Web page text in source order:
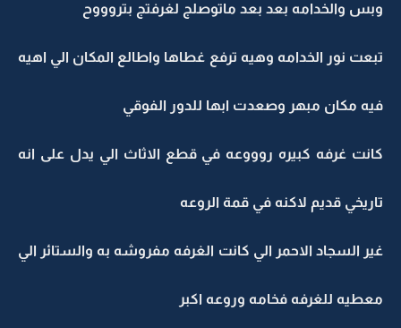
وبس والخدامه بعد بعد ماتوصلج لغرفتج بتروووح
تبعت نور الخدامه وهيه ترفع غطاها واطالع المكان الي اهيه
فيه مكان مبهر وصعدت ابها للدور الفوقي
كانت غرفه كبيره روووعه في قطع الاثاث الي يدل على انه
تاريخي قديم لاكنه في قمة الروعه
غير السجاد الاحمر الي كانت الغرفه مفروشه به والستائر الي
معطيه للغرفه فخامه وروعه اكبر